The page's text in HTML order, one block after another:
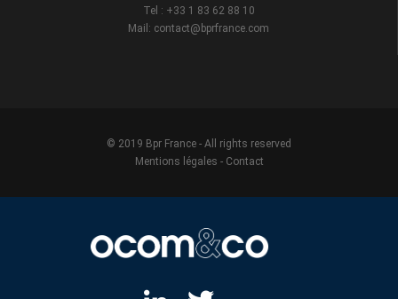
Tel : +33 1 83 62 88 10
Mail: contact@bprfrance.com
© 2019 Bpr France - All rights reserved
Mentions légales - Contact